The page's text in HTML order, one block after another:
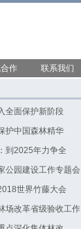
作 联系我们
全面保护新阶段
护中国森林精华
到2025年力争全
公园建设工作专题会
世界竹藤大会
场改革省级验收工作